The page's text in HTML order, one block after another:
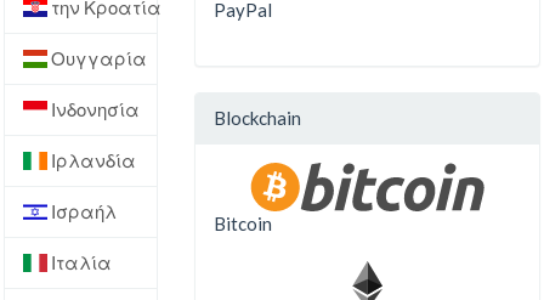
την Κροατία
Ουγγαρία
Ινδονησία
Ιρλανδία
Ισραήλ
Ιταλία
PayPal
Blockchain
Bitcoin